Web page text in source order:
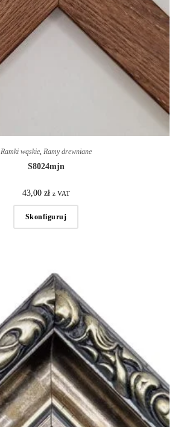
Ramki wąskie, Ramy drewniane
S8024mjn
43,00 zł z VAT
Skonfiguruj